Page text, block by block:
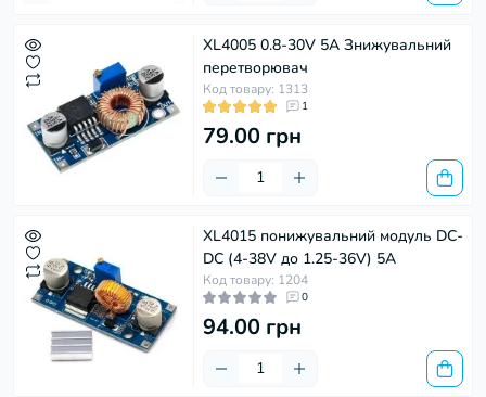
XL4005 0.8-30V 5A Знижувальний
перетворювач
Код товару: 1313
1
79.00 грн
XL4015 понижувальний модуль DC-
DC (4-38V до 1.25-36V) 5А
Код товару: 1204
0
94.00 грн